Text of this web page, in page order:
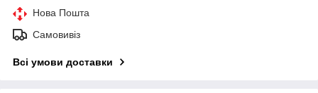
Нова Пошта
Самовивіз
Всі умови доставки